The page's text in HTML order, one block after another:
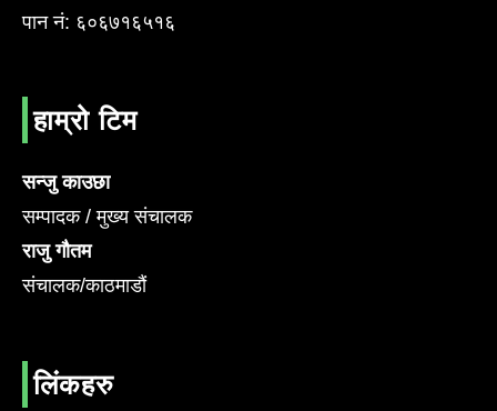
पान नं: ६०६७१६५१६
हाम्रो टिम
सन्जु काउछा
सम्पादक / मुख्य संचालक
राजु गौतम
संचालक/काठमाडौं
लिंकहरु